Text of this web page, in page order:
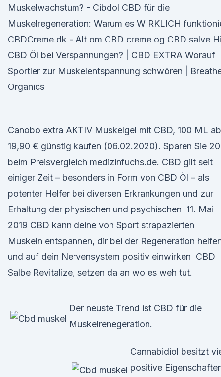
Muskelwachstum? - Cibdol CBD für die
Muskelregeneration: Warum es WIRKLICH
CBDCreme.dk - Alt om CBD creme og CBD salve
CBD Öl bei Verspannungen? | CBD EXTRA Worauf
Sportler zur Muskelentspannung schwören |
Organics
Canobo extra AKTIV Muskelgel mit CBD, 100 ML ab
19,90 € günstig kaufen (06.02.2020). Sparen Sie
beim Preisvergleich medizinfuchs.de. CBD gilt seit
einiger Zeit – besonders in Form von CBD Öl – als
potenter Helfer bei diversen Erkrankungen und zur
Erhaltung der physischen und psychischen 11. Mai
2019 CBD kann deine von Sport strapazierten
Muskeln entspannen, dir bei der Regeneration helfen
und auf dein Nervensystem positiv einwirken CBD
Salbe Revitalize, setzen da an wo es weh tut.
Der neuste Trend ist CBD für die
Muskelrenegeration.
Cannabidiol besitzt
positive